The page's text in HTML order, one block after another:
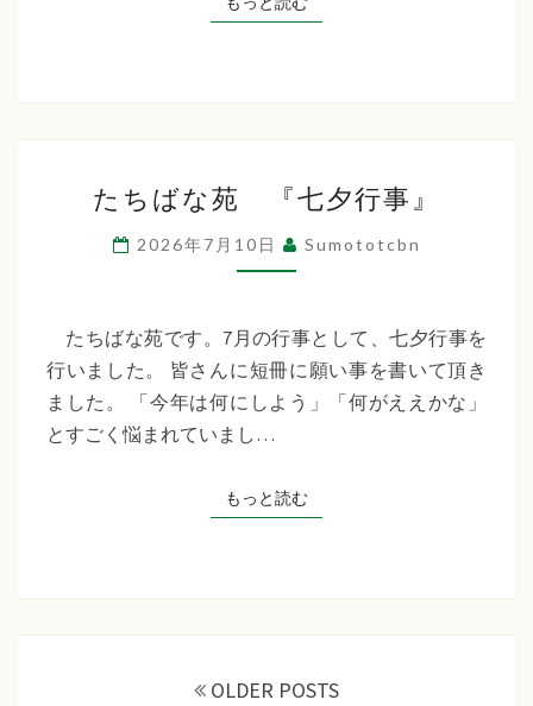
事
ち
ば
な
『七
夕
行
たちばな苑 『七夕行事』
2026年7月10日 Sumototcbn
たちばな苑です。7月の行事として、七夕行事を
行いました。 皆さんに短冊に願い事を書いて頂き
ました。 「今年は何にしよう」「何がええかな」
とすごく悩まれていまし…
もっと読むもっと読む
OLDER POSTS